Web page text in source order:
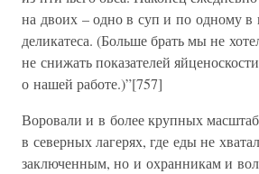
на двоих – одно в суп и по одному в
деликатеса. (Больше брать мы не
не снижать показателей
о нашей работе.)”[757]
Воровали и в более крупных
в северных лагерях, где еды не
заключенным, но и охранникам и